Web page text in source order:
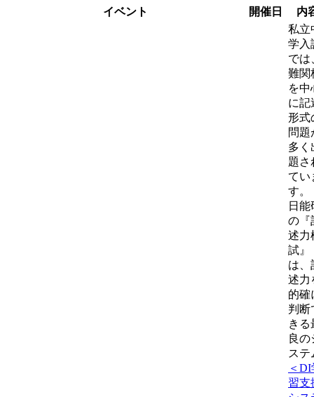
イベント 開催日
内
私立
学入
では
難関
を中
に記
形式
問題
多く
題さ
てい
す。
日能
の『
述力
試』
は、
述力
的確
判断
きる
良の
ステ
＜DI
習支